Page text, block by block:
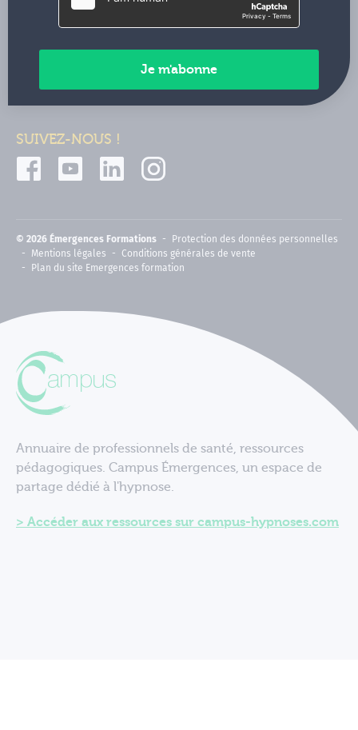
02 99 05 25 47
Contactez-nous
SUIVEZ-NOUS !
© 2026 Émergences Formations
Protection des données personnelles
Mentions légales
Conditions générales de vente
Plan du site Emergences formation
Annuaire de professionnels de santé, ressources
pédagogiques. Campus Émergences, un espace de
partage dédié à l'hypnose.
Accéder aux ressources sur campus-hypnoses.com